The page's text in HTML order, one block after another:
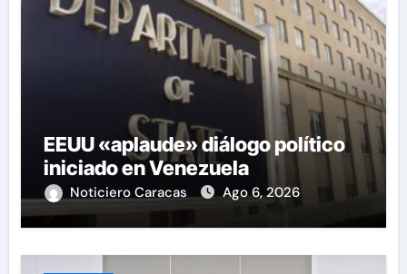
EEUU «aplaude» diálogo político
iniciado en Venezuela
Noticiero Caracas Ago 6, 2026